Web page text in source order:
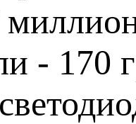
- 170